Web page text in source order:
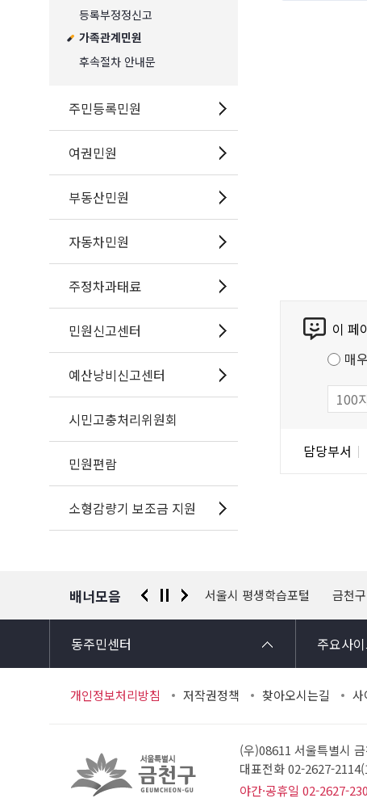
등록부정정신고
가족관계민원
후속절차 안내문
주민등록민원
여권민원
부동산민원
자동차민원
주정차과태료
민원신고센터
예산낭비신고센터
시민고충처리위원회
민원편람
소형감량기 보조금 지원
이 페
매
담당부서
배너모음
경찰청 유실물 통합포털 서울시 평생학습포털 금천
동주민센터 주요사
개인정보처리방침 저작권정책 찾아오시는길 사
(우)08611 서울특별시
대표전화 02-2627-
야간·공휴일 02-2627-